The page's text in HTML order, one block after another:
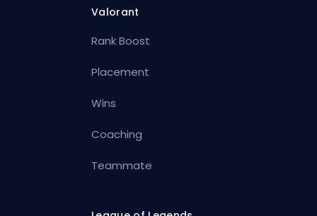
Valorant
Rank Boost
Placement
Wins
Coaching
Teammate